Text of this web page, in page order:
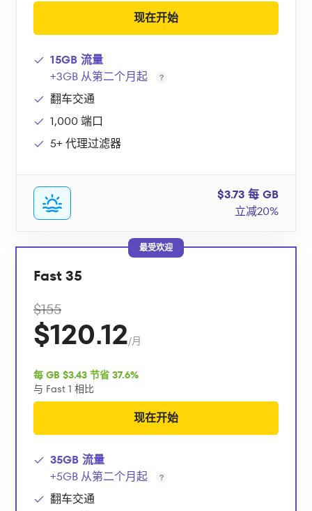
现在开始
15GB 流量
+3GB 从第二个月起
翻车交通
1,000 端口
5+ 代理过滤器
$3.73 每 GB
立减20%
最受欢迎
Fast 35
$155
$120.12/月
每 GB $3.43 节省 37.6%
与 Fast 1 相比
现在开始
35GB 流量
+5GB 从第二个月起
翻车交通